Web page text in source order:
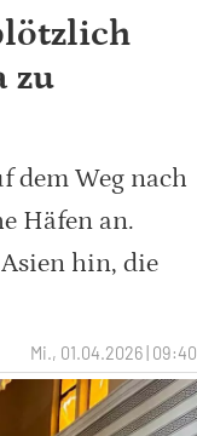
zu
dem Weg nach
Häfen an.
hin, die
Mi., 01.04.2026 | 09:40